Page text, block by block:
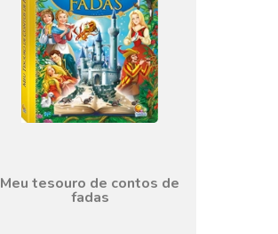
Meu tesouro de contos de
fadas